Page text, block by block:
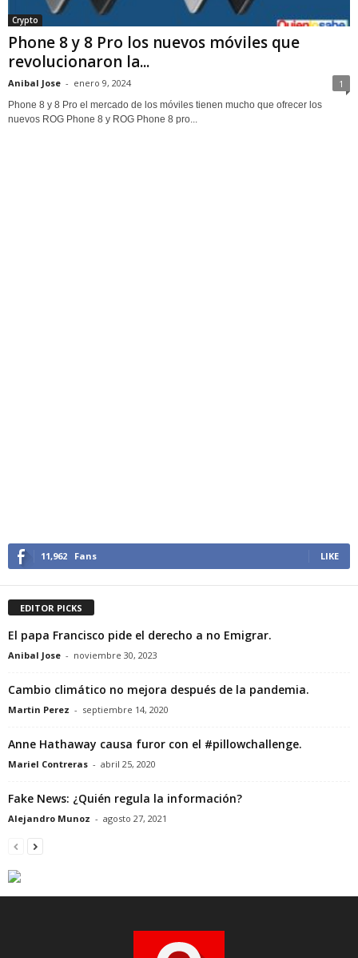
Crypto
Phone 8 y 8 Pro los nuevos móviles que
revolucionaron la...
Anibal Jose - enero 9, 2024 1
Phone 8 y 8 Pro el mercado de los móviles tienen mucho que ofrecer los
nuevos ROG Phone 8 y ROG Phone 8 pro...
11,962 Fans LIKE
EDITOR PICKS
El papa Francisco pide el derecho a no Emigrar.
Anibal Jose - noviembre 30, 2023
Cambio climático no mejora después de la pandemia.
Martin Perez - septiembre 14, 2020
Anne Hathaway causa furor con el #pillowchallenge.
Mariel Contreras - abril 25, 2020
Fake News: ¿Quién regula la información?
Alejandro Munoz - agosto 27, 2021